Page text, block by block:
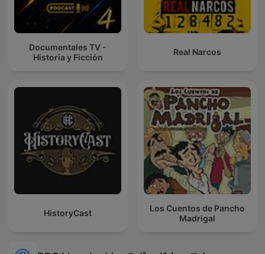
Documentales TV -
Historia y Ficción
Real Narcos
HistoryCast
Los Cuentos de Pancho
Madrigal